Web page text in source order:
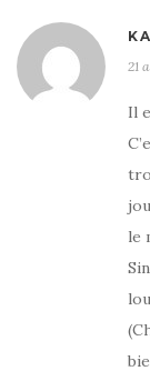
21
Il
le